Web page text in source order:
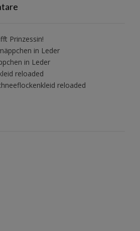
Prinzessin!
in Leder
in Leder
reloaded
reloaded